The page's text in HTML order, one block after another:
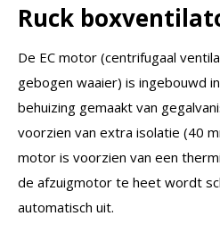
Ruck
De EC motor (centrifugaal
gebogen waaier) is ingebouwd
behuizing gemaakt van
voorzien van extra isolatie (40
motor is voorzien van een
de afzuigmotor te heet wordt
automatisch uit.